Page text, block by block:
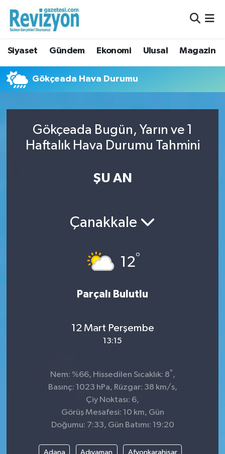
Siyaset Gündem Ekonomi Ulusal Magazin
Gökçeada Hava Durumu
Gökçeada Bugün, Yarın ve 1
Haftalık Hava Durumu Tahmini
ŞU AN
Çanakkale
12°
Parçalı Bulutlu
12 Mart Perşembe
13:15
Nem: %66, Hissedilen Sıcaklık: 8° ,
Basınç: 1023 hPa, Rüzgar: 38 km/s,
Çiy Noktası: 6,
Görüş Mesafesi: 10 km, Gün
Doğumu: 7:33, Gün Batımı: 19:20
Adana Adıyaman Afyonkarahisar
Süper Lig Puan Durumu ve Fikstür
Haber Arşivi